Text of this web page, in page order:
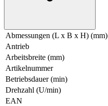
Abmessungen (L x B x H) (mm)
Antrieb
Arbeitsbreite (mm)
Artikelnummer
Betriebsdauer (min)
Drehzahl (U/min)
EAN